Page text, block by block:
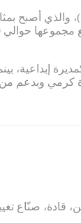
والذي
تمام كمديرة
كرمي
صنّاع